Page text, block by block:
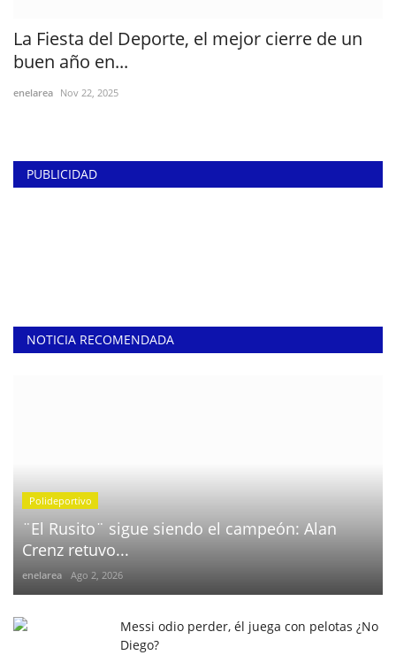
La Fiesta del Deporte, el mejor cierre de un
buen año en...
enelarea Nov 22, 2025
PUBLICIDAD
NOTICIA RECOMENDADA
Polideportivo
¨El Rusito¨ sigue siendo el campeón: Alan
Crenz retuvo...
enelarea Ago 2, 2026
Messi odio perder, él juega con pelotas ¿No
Diego?